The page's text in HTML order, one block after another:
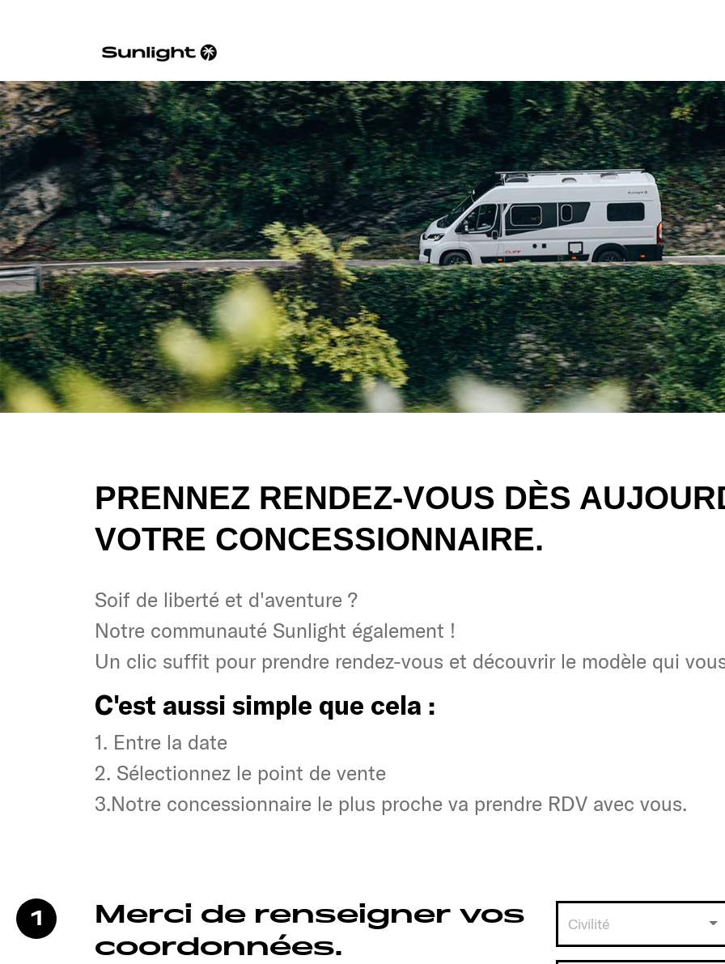
PRENNEZ RENDEZ-VOUS DÈS
VOTRE CONCESSIONNAIRE.
Soif de liberté et d'aventure ?
Notre communauté Sunlight également !
Un clic suffit pour prendre rendez-vous et découvrir le modèle qui
C'est aussi simple que cela :
1. Entre la date
2. Sélectionnez le point de vente
3.Notre concessionnaire le plus proche va prendre RDV avec vous.
Soif de liberté et d'aventure ?
Notre communauté Sunlight également !
Un clic suffit pour prendre rendez-vous et découvrir le modèle qui
C'est aussi simple que cela :
1. Entre la date
2. Sélectionnez le point de vente
3.Notre concessionnaire le plus proche va prendre RDV avec vous.
1
Merci de renseigner vos
coordonnées.
Civilité